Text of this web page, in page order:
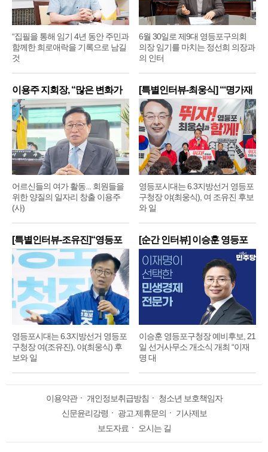
“집필을 통해 임기 4년 동안 주민과
함께한 희로애락을 기록으로 남길
것
6월 30일로 제9대 영등포구의회
의장 임기를 마치는 정선희 의장과
의 인터
이용주 지회장, “많은 변화가
어르신들의 여가 활동... 회원들을
위한 양질의 일자리 창출 이용주
(사)
[특별인터뷰-최웅식] “‘명가재
영등포시대는 6.3지방선거 영등포
구청장 야(최웅식), 여 조유진 후보
와 일
[특별인터뷰-조유진]“영등포
구
영등포시대는 6.3지방선거 영등포
구청장 여(조유진), 야(최웅식) 후
보와 일
[순간 인터뷰] 이승훈 영등포
구
이승훈 영등포구청장 예비후보, 21
일 선거사무소 개소식 개최 “이재
명 대
이용약관ㆍ 개인정보취급방침 ㆍ 청소년 보호책임자
신문윤리강령 ㆍ 광고.제휴문의 ㆍ 기사제보
보도자료ㆍ 오시는 길